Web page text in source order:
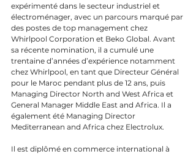
expérimenté dans le secteur industriel et
électroménager, avec un parcours marqué par
des postes de top management chez
Whirlpool Corporation et Beko Global. Avant
sa récente nomination, il a cumulé une
trentaine d’années d’expérience notamment
chez Whirlpool, en tant que Directeur Général
pour le Maroc pendant plus de 12 ans, puis
Managing Director North and West Africa et
General Manager Middle East and Africa. Il a
également été Managing Director
Mediterranean and Africa chez Electrolux.
Il est diplômé en commerce international à